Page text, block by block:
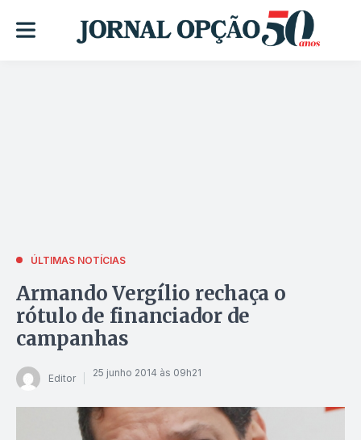
ÚLTIMAS NOTÍCIAS
Armando Vergílio rechaça o
rótulo de financiador de
campanhas
Editor 25 junho 2014 às 09h21